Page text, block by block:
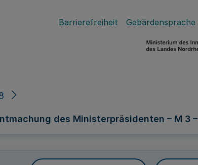
Barrierefreiheit Gebärdensprache
des Ministerpräsidenten – M 3 –